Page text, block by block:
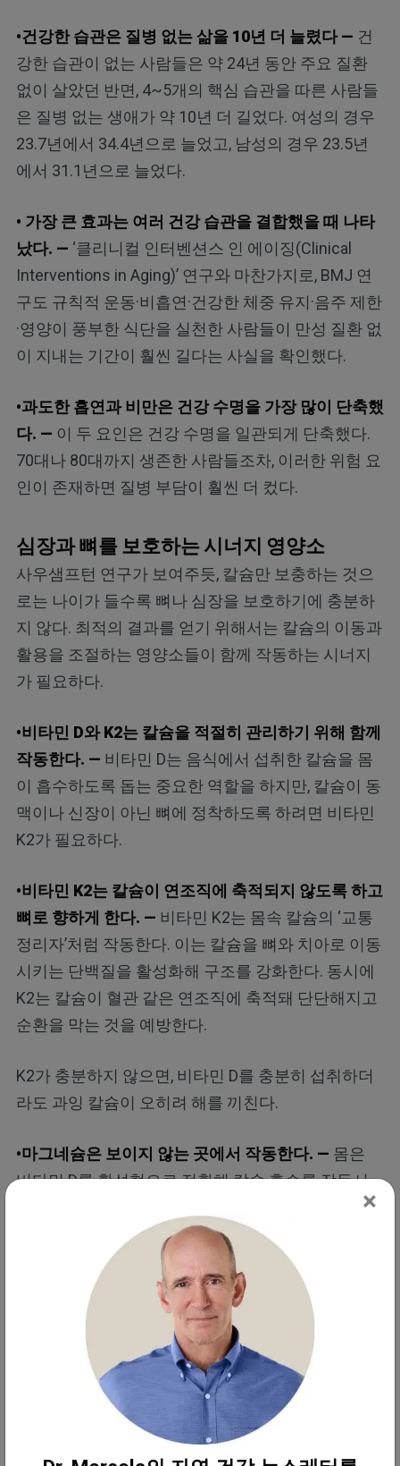
•건강한 습관은 질병 없는 삶을 10년 더 늘렸다 — 건
강한 습관이 없는 사람들은 약 24년 동안 주요 질환
없이 살았던 반면, 4~5개의 핵심 습관을 따른 사람들
은 질병 없는 생애가 약 10년 더 길었다. 여성의 경우
23.7년에서 34.4년으로 늘었고, 남성의 경우 23.5년
에서 31.1년으로 늘었다.
• 가장 큰 효과는 여러 건강 습관을 결합했을 때 나타
났다. — ‘클리니컬 인터벤션스 인 에이징(Clinical
Interventions in Aging)’ 연구와 마찬가지로, BMJ 연
구도 규칙적 운동·비흡연·건강한 체중 유지·음주 제한
·영양이 풍부한 식단을 실천한 사람들이 만성 질환 없
이 지내는 기간이 훨씬 길다는 사실을 확인했다.
•과도한 흡연과 비만은 건강 수명을 가장 많이 단축했
다. — 이 두 요인은 건강 수명을 일관되게 단축했다.
70대나 80대까지 생존한 사람들조차, 이러한 위험 요
인이 존재하면 질병 부담이 훨씬 더 컸다.
심장과 뼈를 보호하는 시너지 영양소
사우샘프턴 연구가 보여주듯, 칼슘만 보충하는 것으
로는 나이가 들수록 뼈나 심장을 보호하기에 충분하
지 않다. 최적의 결과를 얻기 위해서는 칼슘의 이동과
활용을 조절하는 영양소들이 함께 작동하는 시너지
가 필요하다.
•비타민 D와 K2는 칼슘을 적절히 관리하기 위해 함께
작동한다. — 비타민 D는 음식에서 섭취한 칼슘을 몸
이 흡수하도록 돕는 중요한 역할을 하지만, 칼슘이 동
맥이나 신장이 아닌 뼈에 정착하도록 하려면 비타민
K2가 필요하다.
•비타민 K2는 칼슘이 연조직에 축적되지 않도록 하고
뼈로 향하게 한다. — 비타민 K2는 몸속 칼슘의 ‘교통
정리자’처럼 작동한다. 이는 칼슘을 뼈와 치아로 이동
시키는 단백질을 활성화해 구조를 강화한다. 동시에
K2는 칼슘이 혈관 같은 연조직에 축적돼 단단해지고
순환을 막는 것을 예방한다.
K2가 충분하지 않으면, 비타민 D를 충분히 섭취하더
라도 과잉 칼슘이 오히려 해를 끼친다.
•마그네슘은 보이지 않는 곳에서 작동한다. — 몸은
비타민 D를 활성형으로 전환해 칼슘 흡수를 작동시
키기 위해 마그네슘을 필요로 한다. 마그네슘과 비타
민 K2는 서로 보완하는데, 이는 마그네슘이 혈압을 낮
추는 데 도움을 주며, 혈압은 심장 질환의 중요한 요
소이기 때문이다.
정확한 가이드라인은 없지만, 마그네슘은 칼슘이 세
포 안에서 제 기능을 하도록 돕고, 대부분의 전문가는
칼슘과 마그네슘을 1대 1 비율로 섭취할 것을 권한다.
• 건건강한 식단으로 수치를 최적화하라 —
×